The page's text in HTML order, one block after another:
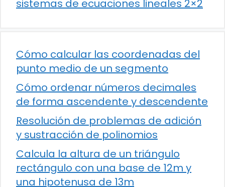
sistemas de ecuaciones lineales 2×2
Cómo calcular las coordenadas del
punto medio de un segmento
Cómo ordenar números decimales
de forma ascendente y descendente
Resolución de problemas de adición
y sustracción de polinomios
Calcula la altura de un triángulo
rectángulo con una base de 12m y
una hipotenusa de 13m